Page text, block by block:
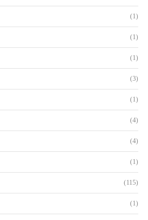
(1)
(1)
(1)
(3)
(1)
(4)
(4)
(1)
(115)
(1)